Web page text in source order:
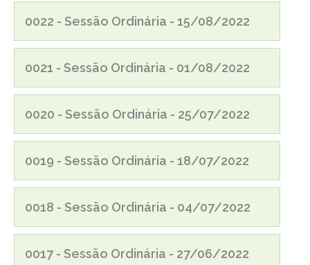
0022 - Sessão Ordinária - 15/08/2022
0021 - Sessão Ordinária - 01/08/2022
0020 - Sessão Ordinária - 25/07/2022
0019 - Sessão Ordinária - 18/07/2022
0018 - Sessão Ordinária - 04/07/2022
0017 - Sessão Ordinária - 27/06/2022